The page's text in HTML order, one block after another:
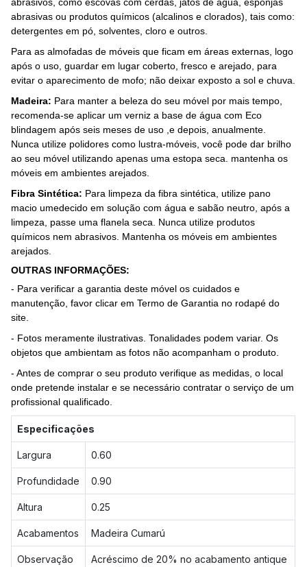
abrasivas ou produtos químicos (alcalinos e clorados), tais como:
detergentes em pó, solventes, cloro e outros.
Para as almofadas de móveis que ficam em áreas externas, logo
após o uso, guardar em lugar coberto, fresco e arejado, para
evitar o aparecimento de mofo; não deixar exposto a sol e chuva.
Madeira: Para manter a beleza do seu móvel por mais tempo,
recomenda-se aplicar um verniz a base de água com Eco
blindagem após seis meses de uso ,e depois, anualmente.
Nunca utilize polidores como lustra-móveis, você pode dar brilho
ao seu móvel utilizando apenas uma estopa seca. mantenha os
móveis em ambientes arejados.
Fibra Sintética: Para limpeza da fibra sintética, utilize pano
macio umedecido em solução com água e sabão neutro, após a
limpeza, passe uma flanela seca. Nunca utilize produtos
químicos nem abrasivos. Mantenha os móveis em ambientes
arejados.
OUTRAS INFORMAÇÕES:
- Para verificar a garantia deste móvel os cuidados e
manutenção, favor clicar em Termo de Garantia no rodapé do
site.
- Fotos meramente ilustrativas. Tonalidades podem variar. Os
objetos que ambientam as fotos não acompanham o produto.
- Antes de comprar o seu produto verifique as medidas, o local
onde pretende instalar e se necessário contratar o serviço de um
profissional qualificado.
Especificações
Largura 0.60
Profundidade 0.90
Altura 0.25
Acabamentos Madeira Cumarú
Observação
Acréscimo de 20% no acabamento antique